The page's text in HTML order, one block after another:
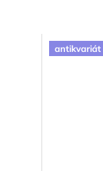
antikvariát